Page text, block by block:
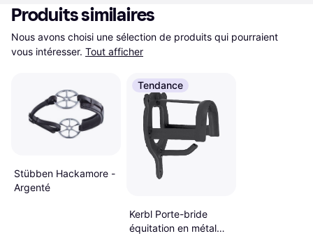
Produits similaires
Nous avons choisi une sélection de produits qui pourraient
vous intéresser. Tout afficher
Stübben Hackamore -
Argenté
Tendance
Kerbl Porte-bride
équitation en métal